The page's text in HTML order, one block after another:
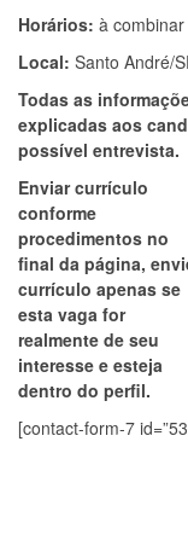
Horários: à combinar
Local: Santo André/
Todas as
explicadas aos
possível entrevista.
Enviar currículo
conforme
procedimentos no
final da página,
currículo apenas se
esta vaga for
realmente de seu
interesse e esteja
dentro do perfil.
[contact-form-7